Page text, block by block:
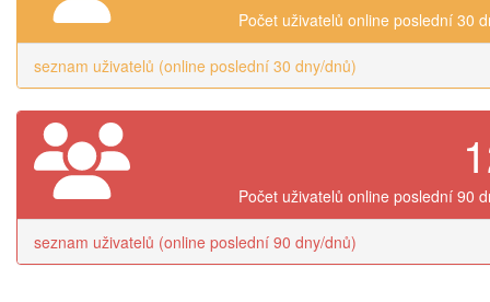
Počet uživatelů online poslední 30
seznam uživatelů (online poslední 30 dny/dnů)
Počet uživatelů online poslední 90
seznam uživatelů (online poslední 90 dny/dnů)